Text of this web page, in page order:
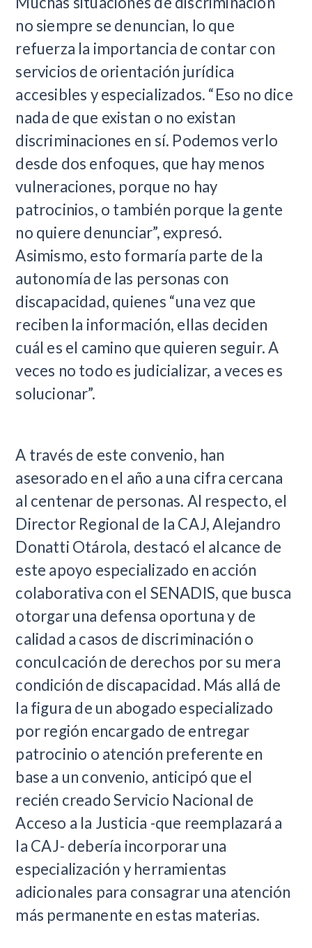
no siempre se denuncian, lo que
refuerza la importancia de contar con
servicios de orientación jurídica
accesibles y especializados. “Eso no dice
nada de que existan o no existan
discriminaciones en sí. Podemos verlo
desde dos enfoques, que hay menos
vulneraciones, porque no hay
patrocinios, o también porque la gente
no quiere denunciar”, expresó.
Asimismo, esto formaría parte de la
autonomía de las personas con
discapacidad, quienes “una vez que
reciben la información, ellas deciden
cuál es el camino que quieren seguir. A
veces no todo es judicializar, a veces es
solucionar”.
A través de este convenio, han
asesorado en el año a una cifra cercana
al centenar de personas. Al respecto, el
Director Regional de la CAJ, Alejandro
Donatti Otárola, destacó el alcance de
este apoyo especializado en acción
colaborativa con el SENADIS, que busca
otorgar una defensa oportuna y de
calidad a casos de discriminación o
conculcación de derechos por su mera
condición de discapacidad. Más allá de
la figura de un abogado especializado
por región encargado de entregar
patrocinio o atención preferente en
base a un convenio, anticipó que el
recién creado Servicio Nacional de
Acceso a la Justicia -que reemplazará a
la CAJ- debería incorporar una
especialización y herramientas
adicionales para consagrar una atención
más permanente en estas materias.